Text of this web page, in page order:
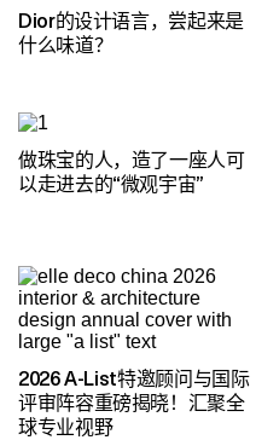
Dior的设计语言，尝起来是
什么味道？
做珠宝的人，造了一座人可
以走进去的“微观宇宙”
2026 A-List特邀顾问与国际
评审阵容重磅揭晓！汇聚全
球专业视野